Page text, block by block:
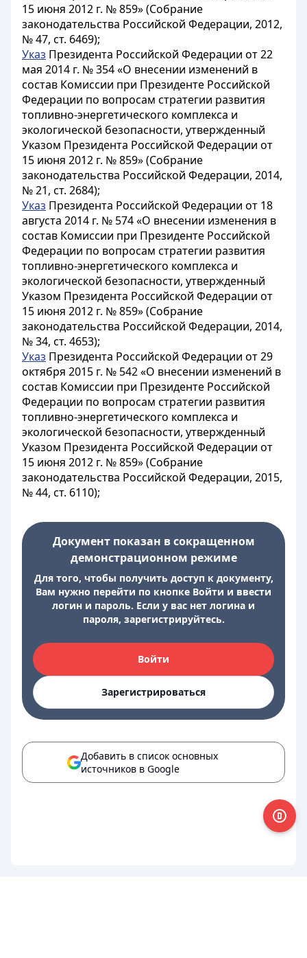
15 июня 2012 г. № 859» (Собрание
законодательства Российской Федерации, 2012,
№ 47, ст. 6469);
Указ Президента Российской Федерации от 22
мая 2014 г. № 354 «О внесении изменений в
состав Комиссии при Президенте Российской
Федерации по вопросам стратегии развития
топливно-энергетического комплекса и
экологической безопасности, утвержденный
Указом Президента Российской Федерации от
15 июня 2012 г. № 859» (Собрание
законодательства Российской Федерации, 2014,
№ 21, ст. 2684);
Указ Президента Российской Федерации от 18
августа 2014 г. № 574 «О внесении изменения в
состав Комиссии при Президенте Российской
Федерации по вопросам стратегии развития
топливно-энергетического комплекса и
экологической безопасности, утвержденный
Указом Президента Российской Федерации от
15 июня 2012 г. № 859» (Собрание
законодательства Российской Федерации, 2014,
№ 34, ст. 4653);
Указ Президента Российской Федерации от 29
октября 2015 г. № 542 «О внесении изменений в
состав Комиссии при Президенте Российской
Федерации по вопросам стратегии развития
топливно-энергетического комплекса и
экологической безопасности, утвержденный
Указом Президента Российской Федерации от
15 июня 2012 г. № 859» (Собрание
законодательства Российской Федерации, 2015,
№ 44, ст. 6110);
Документ показан в сокращенном
демонстрационном режиме
Для того, чтобы получить доступ к документу,
Вам нужно перейти по кнопке Войти и ввести
логин и пароль. Если у вас нет логина и
пароля, зарегистрируйтесь.
Войти
Зарегистрироваться
Добавить в список основных
источников в Google